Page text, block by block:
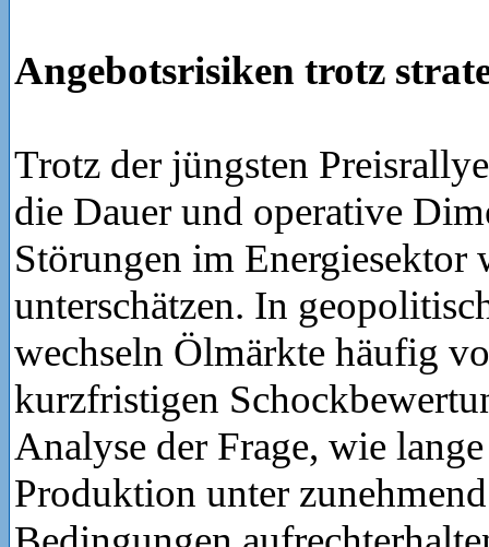
Angebotsrisiken trotz
Trotz der jüngsten
die Dauer und operative
Störungen im Energiesektor
unterschätzen. In
wechseln Ölmärkte häufig
kurzfristigen
Analyse der Frage, wie
Produktion unter